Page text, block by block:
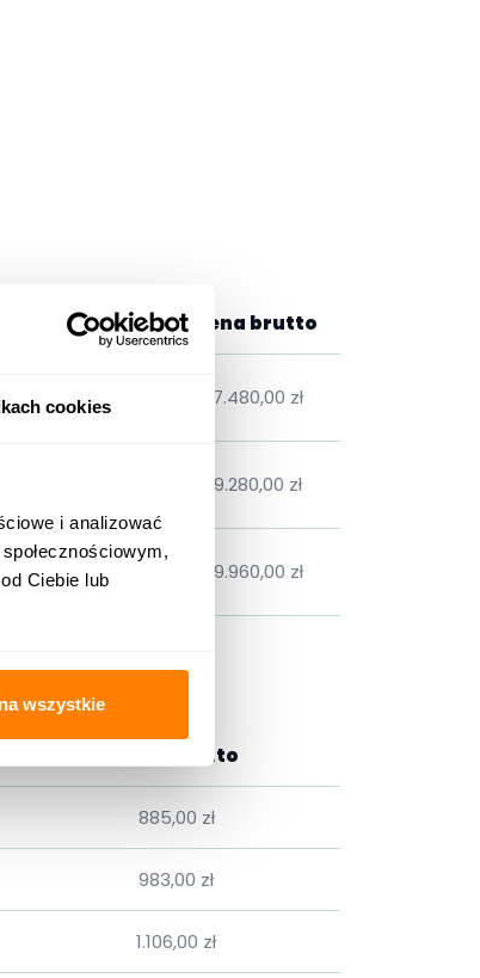
cookies
i analizować
Ciebie lub
wszystkie
VAT Cena brutto
3.268,62 zł 17.480,00 zł
19.280,00 zł
3.732,36 zł 19.960,00 zł
Cena brutto
885,00 zł
983,00 zł
1.106,00 zł